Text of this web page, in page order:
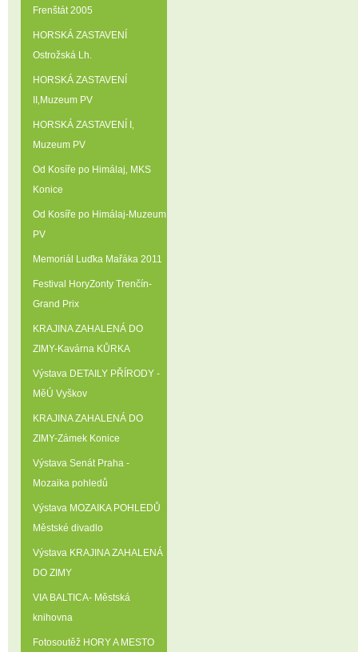
Frenštát 2005
HORSKÁ ZASTAVENÍ
Ostrožská Lh.
HORSKÁ ZASTAVENÍ
II‚Muzeum PV
HORSKÁ ZASTAVENÍ I‚
Muzeum PV
Od Kosíře po Himálaj‚ MKS
Konice
Od Kosíře po Himálaj-Muzeum
PV
Memoriál Luďka Mařáka 2011
Festival HoryZonty Trenčín-
Grand Prix
KRAJINA ZAHALENÁ DO
ZIMY-Kavárna KŮRKA
Výstava DETAILY PŘÍRODY -
MěÚ Vyškov
KRAJINA ZAHALENÁ DO
ZIMY-Zámek Konice
Výstava Senát Praha -
Mozaika pohledů
Výstava MOZAIKA POHLEDŮ
Městské divadlo
Výstava KRAJINA ZAHALENÁ
DO ZIMY
VIA BALTICA- Městská
knihovna
Fotosoutěž HORY A MESTO